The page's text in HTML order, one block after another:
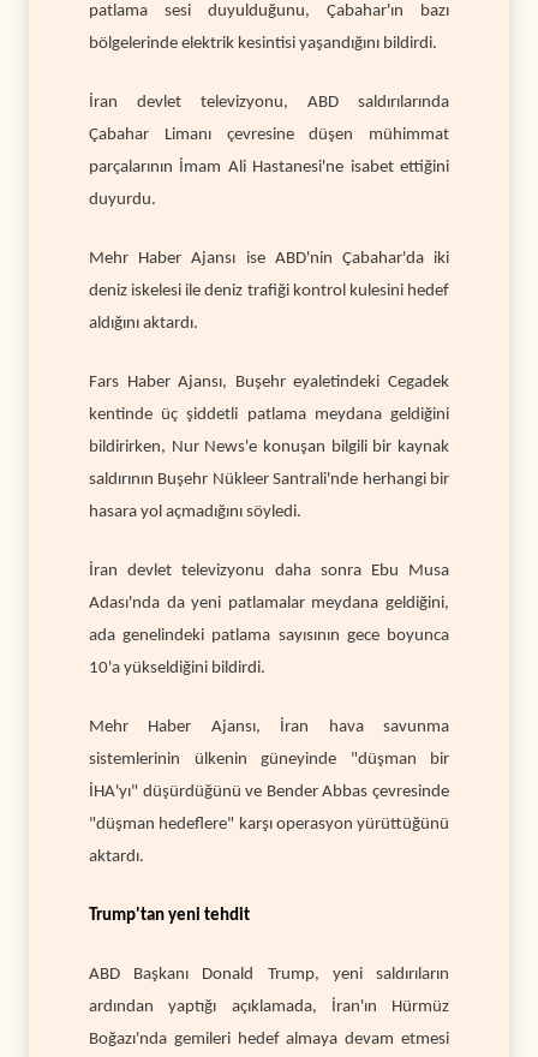
patlama sesi duyulduğunu, Çabahar'ın bazı
bölgelerinde elektrik kesintisi yaşandığını bildirdi.
İran devlet televizyonu, ABD saldırılarında
Çabahar Limanı çevresine düşen mühimmat
parçalarının İmam Ali Hastanesi'ne isabet ettiğini
duyurdu.
Mehr Haber Ajansı ise ABD'nin Çabahar'da iki
deniz iskelesi ile deniz trafiği kontrol kulesini hedef
aldığını aktardı.
Fars Haber Ajansı, Buşehr eyaletindeki Cegadek
kentinde üç şiddetli patlama meydana geldiğini
bildirirken, Nur News'e konuşan bilgili bir kaynak
saldırının Buşehr Nükleer Santrali'nde herhangi bir
hasara yol açmadığını söyledi.
İran devlet televizyonu daha sonra Ebu Musa
Adası'nda da yeni patlamalar meydana geldiğini,
ada genelindeki patlama sayısının gece boyunca
10'a yükseldiğini bildirdi.
Mehr Haber Ajansı, İran hava savunma
sistemlerinin ülkenin güneyinde "düşman bir
İHA'yı" düşürdüğünü ve Bender Abbas çevresinde
"düşman hedeflere" karşı operasyon yürüttüğünü
aktardı.
Trump'tan yeni tehdit
ABD Başkanı Donald Trump, yeni saldırıların
ardından yaptığı açıklamada, İran'ın Hürmüz
Boğazı'nda gemileri hedef almaya devam etmesi